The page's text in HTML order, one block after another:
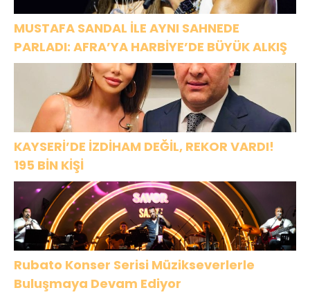
MUSTAFA SANDAL İLE AYNI SAHNEDE
PARLADI: AFRA’YA HARBİYE’DE BÜYÜK ALKIŞ
KAYSERİ’DE İZDİHAM DEĞİL, REKOR VARDI!
195 BİN KİŞİ
Rubato Konser Serisi Müzikseverlerle
Buluşmaya Devam Ediyor